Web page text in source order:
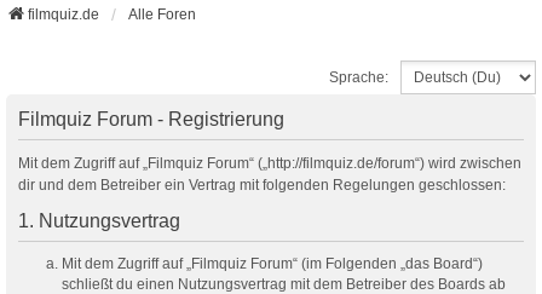
filmquiz.de Alle Foren
Sprache:
Filmquiz Forum - Registrierung
Mit dem Zugriff auf „Filmquiz Forum“ („http://filmquiz.de/forum“) wird zwischen
dir und dem Betreiber ein Vertrag mit folgenden Regelungen geschlossen:
1. Nutzungsvertrag
Mit dem Zugriff auf „Filmquiz Forum“ (im Folgenden „das Board“)
schließt du einen Nutzungsvertrag mit dem Betreiber des Boards ab